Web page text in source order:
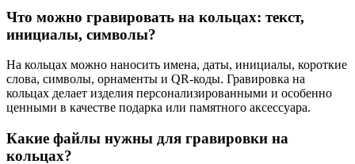
Что можно гравировать на кольцах: текст,
инициалы, символы?
На кольцах можно наносить имена, даты, инициалы, короткие
слова, символы, орнаменты и QR‑коды. Гравировка на
кольцах делает изделия персонализированными и особенно
ценными в качестве подарка или памятного аксессуара.
Какие файлы нужны для гравировки на
кольцах?